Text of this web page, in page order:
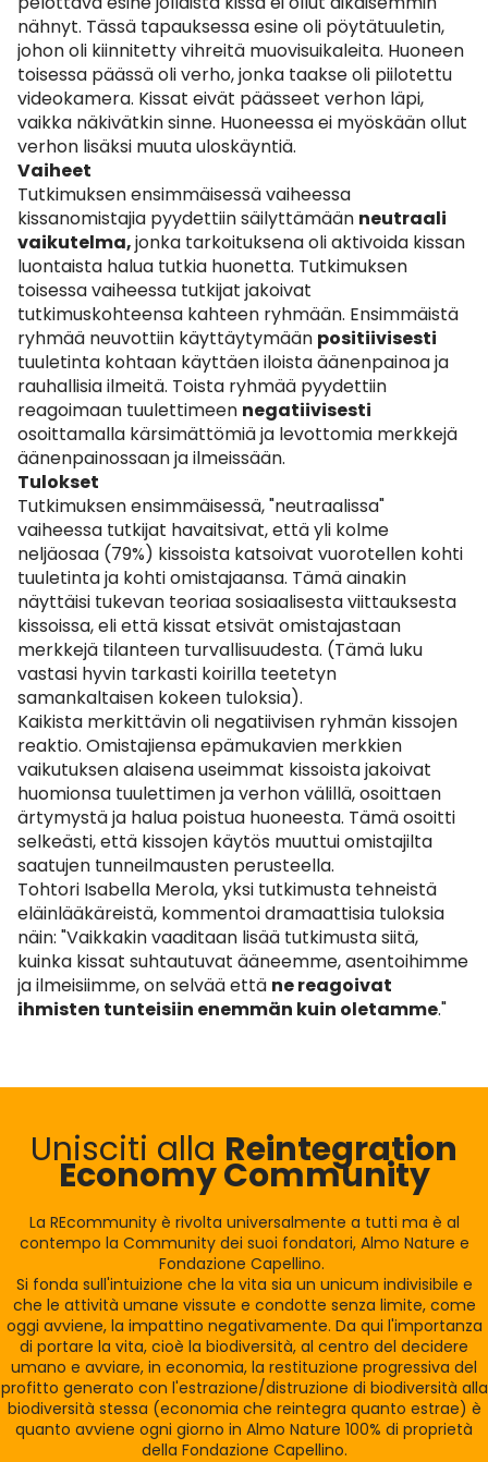
nähnyt. Tässä tapauksessa esine oli pöytätuuletin,
johon oli kiinnitetty vihreitä muovisuikaleita. Huoneen
toisessa päässä oli verho, jonka taakse oli piilotettu
videokamera. Kissat eivät päässeet verhon läpi,
vaikka näkivätkin sinne. Huoneessa ei myöskään ollut
verhon lisäksi muuta uloskäyntiä.
Vaiheet
Tutkimuksen ensimmäisessä vaiheessa
kissanomistajia pyydettiin säilyttämään neutraali
vaikutelma,jonka tarkoituksena oli aktivoida kissan
luontaista halua tutkia huonetta. Tutkimuksen
toisessa vaiheessa tutkijat jakoivat
tutkimuskohteensa kahteen ryhmään. Ensimmäistä
ryhmää neuvottiin käyttäytymään positiivisesti
tuuletinta kohtaan käyttäen iloista äänenpainoa ja
rauhallisia ilmeitä. Toista ryhmää pyydettiin
reagoimaan tuulettimeen negatiivisesti
osoittamalla kärsimättömiä ja levottomia merkkejä
äänenpainossaan ja ilmeissään.
Tulokset
Tutkimuksen ensimmäisessä, "neutraalissa"
vaiheessa tutkijat havaitsivat, että yli kolme
neljäosaa (79%) kissoista katsoivat vuorotellen kohti
tuuletinta ja kohti omistajaansa. Tämä ainakin
näyttäisi tukevan teoriaa sosiaalisesta viittauksesta
kissoissa, eli että kissat etsivät omistajastaan
merkkejä tilanteen turvallisuudesta. (Tämä luku
vastasi hyvin tarkasti koirilla teetetyn
samankaltaisen kokeen tuloksia).
Kaikista merkittävin oli negatiivisen ryhmän kissojen
reaktio. Omistajiensa epämukavien merkkien
vaikutuksen alaisena useimmat kissoista jakoivat
huomionsa tuulettimen ja verhon välillä, osoittaen
ärtymystä ja halua poistua huoneesta. Tämä osoitti
selkeästi, että kissojen käytös muuttui omistajilta
saatujen tunneilmausten perusteella.
Tohtori Isabella Merola, yksi tutkimusta tehneistä
eläinlääkäreistä, kommentoi dramaattisia tuloksia
näin: "Vaikkakin vaaditaan lisää tutkimusta siitä,
kuinka kissat suhtautuvat ääneemme, asentoihimme
ja ilmeisiimme, on selvää että ne reagoivat
ihmisten tunteisiin enemmän kuin oletamme."
Unisciti alla Reintegration
Economy Community
La REcommunity è rivolta universalmente a tutti ma è al
contempo la Community dei suoi fondatori, Almo Nature e
Fondazione Capellino.
Si fonda sull'intuizione che la vita sia un unicum indivisibile e
che le attività umane vissute e condotte senza limite, come
oggi avviene, la impattino negativamente. Da qui l'importanza
di portare la vita, cioè la biodiversità, al centro del decidere
umano e avviare, in economia, la restituzione progressiva del
profitto generato con l'estrazione/distruzione di biodiversità alla
biodiversità stessa (economia che reintegra quanto estrae) è
quanto avviene ogni giorno in Almo Nature 100% di proprietà
della Fondazione Capellino.